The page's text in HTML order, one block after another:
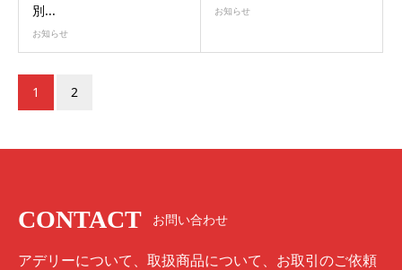
別...
お知らせ
お知らせ
1 2
CONTACT お問い合わせ
アデリーについて、取扱商品について、お取引のご依頼